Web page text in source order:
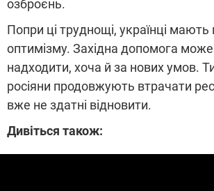
озброєнь.
Попри ці труднощі, українці мають
оптимізму. Західна допомога
надходити, хоча й за нових умов.
росіяни продовжують втрачати
вже не здатні відновити.
Дивіться також: